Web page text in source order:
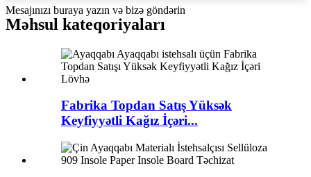
Mesajınızı buraya yazın və bizə göndərin
Məhsul kateqoriyaları
Fabrika Topdan Satış Yüksək
Keyfiyyətli Kağız İçəri...